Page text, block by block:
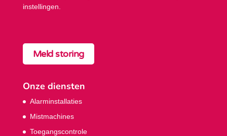
instellingen.
Meld storing
Onze diensten
Alarminstallaties
Mistmachines
Toegangscontrole